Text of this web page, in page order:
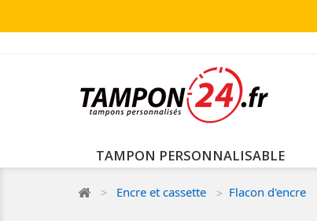
TAMPON PERSONNALISABLE
Encre et cassette Flacon d'encre